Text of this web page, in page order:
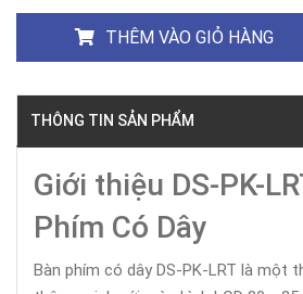
THÊM VÀO GIỎ HÀNG
THÔNG TIN SẢN PHẨM
Giới thiệu DS-PK-
Phím Có Dây
Bàn phím có dây DS-PK-LRT là một